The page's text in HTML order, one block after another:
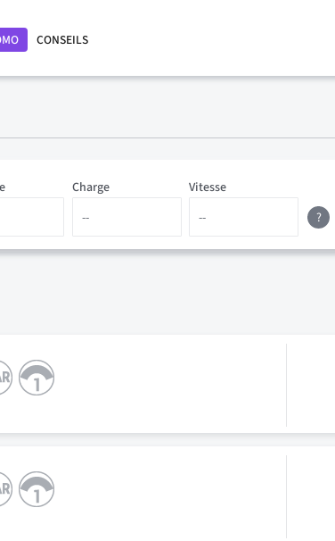
CONSEILS
Charge Vitesse
?